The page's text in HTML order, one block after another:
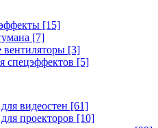
[15]
[7]
вентиляторы [3]
спецэффектов [5]
видеостен [61]
проекторов [10]